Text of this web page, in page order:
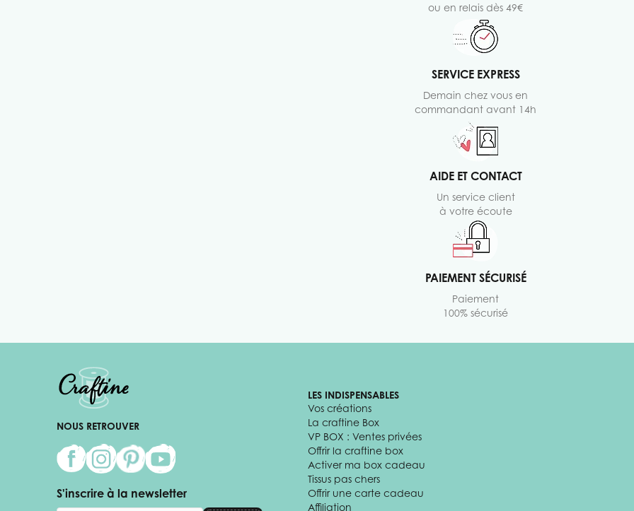
ou en relais dès 49€
SERVICE EXPRESS
Demain chez vous en
commandant avant 14h
AIDE ET CONTACT
Un service client
à votre écoute
PAIEMENT SÉCURISÉ
Paiement
100% sécurisé
NOUS RETROUVER
S'inscrire à la newsletter
LES INDISPENSABLES
Vos créations
La craftine Box
VP BOX : Ventes privées
Offrir la craftine box
Activer ma box cadeau
Tissus pas chers
Offrir une carte cadeau
Affiliation